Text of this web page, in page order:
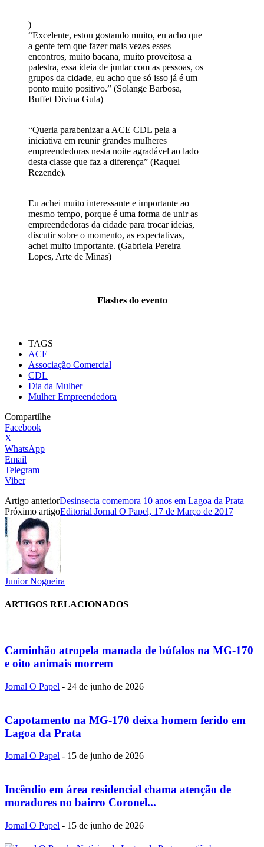
)
“Excelente, estou gostando muito, eu acho que
a gente tem que fazer mais vezes esses
encontros, muito bacana, muito proveitosa a
palestra, essa ideia de juntar com as pessoas, os
grupos da cidade, eu acho que só isso já é um
ponto muito positivo.” (Solange Barbosa,
Buffet Divina Gula)
“Queria parabenizar a ACE CDL pela a
iniciativa em reunir grandes mulheres
empreendedoras nesta noite agradável ao lado
desta classe que faz a diferença” (Raquel
Rezende).
Eu achei muito interessante e importante ao
mesmo tempo, porque é uma forma de unir as
empreendedoras da cidade para trocar ideias,
discutir sobre o momento, as expectativas,
achei muito importante. (Gabriela Pereira
Lopes, Arte de Minas)
Flashes do evento
TAGS
ACE
Associação Comercial
CDL
Dia da Mulher
Mulher Empreendedora
Compartilhe
Facebook
X
WhatsApp
Email
Telegram
Viber
Artigo anteriorDesinsecta comemora 10 anos em Lagoa da Prata
Próximo artigoEditorial Jornal O Papel, 17 de Março de 2017
Junior Nogueira
ARTIGOS RELACIONADOS
Caminhão atropela manada de búfalos na MG-170
e oito animais morrem
Jornal O Papel - 24 de junho de 2026
Capotamento na MG-170 deixa homem ferido em
Lagoa da Prata
Jornal O Papel - 15 de junho de 2026
Incêndio em área residencial chama atenção de
moradores no bairro Coronel...
Jornal O Papel - 15 de junho de 2026